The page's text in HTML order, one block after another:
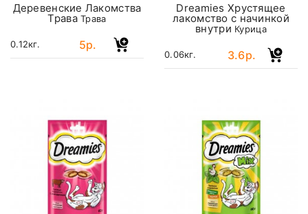
Деревенские Лакомства
ТраваТрава
0.12кг. 5р.
Dreamies Хрустящее
лакомство с начинкой
внутри Курица
0.06кг. 3.6р.